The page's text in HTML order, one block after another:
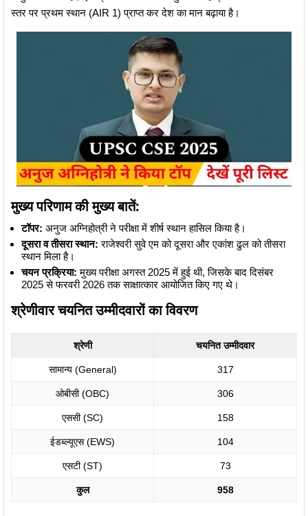
स्तर पर प्रथम स्थान (AIR 1) प्राप्त कर देश का मान बढ़ाया है।
मुख्य परिणाम की मुख्य बातें:
टॉपर: अनुज अग्निहोत्री ने परीक्षा में शीर्ष स्थान हासिल किया है।
दूसरा व तीसरा स्थान: राजेश्वरी सुवे एम को दूसरा और एकांश ढुल को तीसरा
स्थान मिला है।
चयन प्रक्रिया: मुख्य परीक्षा अगस्त 2025 में हुई थी, जिसके बाद दिसंबर
2025 से फरवरी 2026 तक साक्षात्कार आयोजित किए गए थे।
श्रेणीवार चयनित उम्मीदवारों का विवरण
श्रेणी चयनित उम्मीदवार
सामान्य (General) 317
ओबीसी (OBC) 306
एससी (SC) 158
ईडब्ल्यूएस (EWS) 104
एसटी (ST) 73
कुल 958